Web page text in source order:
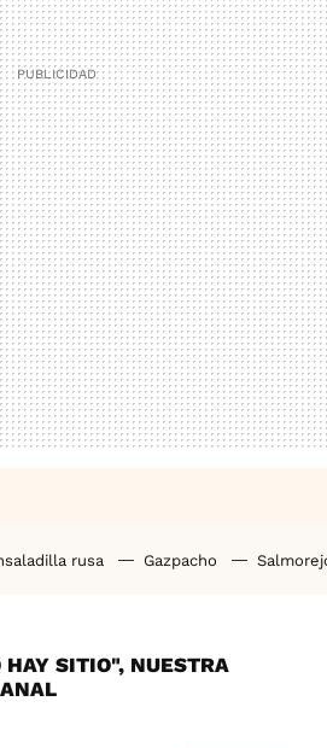
rusa Gazpacho
HAY SITIO", NUESTRA